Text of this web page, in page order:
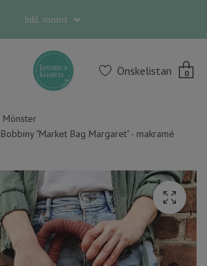
Inkl. moms
Önskelistan 0
Mönster
"Market Bag Margaret" - makramé